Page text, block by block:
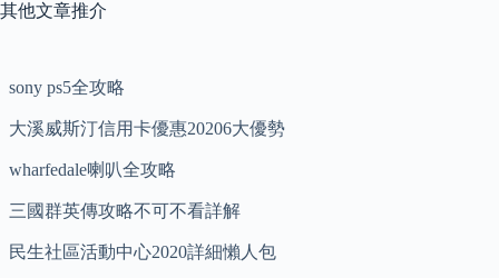
其他文章推介
sony ps5全攻略
大溪威斯汀信用卡優惠20206大優勢
wharfedale喇叭全攻略
三國群英傳攻略不可不看詳解
民生社區活動中心2020詳細懶人包